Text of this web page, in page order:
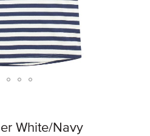
White/Navy